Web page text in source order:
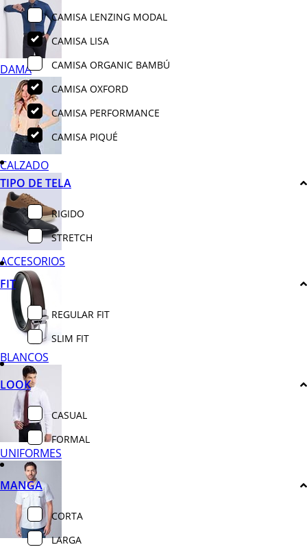
DAMA
CALZADO
ACCESORIOS
BLANCOS
UNIFORMES
CAMISA LENZING MODAL
CAMISA LISA
CAMISA ORGANIC BAMBÚ
CAMISA OXFORD
CAMISA PERFORMANCE
CAMISA PIQUÉ
TIPO DE TELA
RIGIDO
STRETCH
FIT
REGULAR FIT
SLIM FIT
LOOK
CASUAL
FORMAL
MANGA
CORTA
LARGA